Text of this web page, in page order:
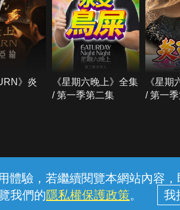
驗，若繼續閱覽本網站內容
我們的隱私權保護政策。
》炎
《星期六晚上》全集
/ 第一季第二集
《星期
/ 第一
線上客服 服務條款 隱私權保護
人家庭分公司 (統一編號：96979949) © 2026